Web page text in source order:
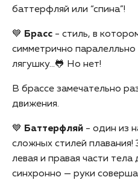
баттерфляй или “спина”!
💙 Брасс - стиль, в
симметрично
лягушку…🐸 Но нет!
В брассе замечательно
движения.
💙 Баттерфляй - один из
сложных стилей плавания!
левая и правая части
синхронно — руки